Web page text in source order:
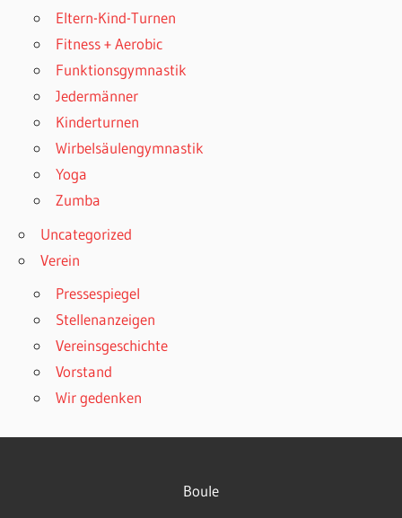
Eltern-Kind-Turnen
Fitness + Aerobic
Funktionsgymnastik
Jedermänner
Kinderturnen
Wirbelsäulengymnastik
Yoga
Zumba
Uncategorized
Verein
Pressespiegel
Stellenanzeigen
Vereinsgeschichte
Vorstand
Wir gedenken
Boule